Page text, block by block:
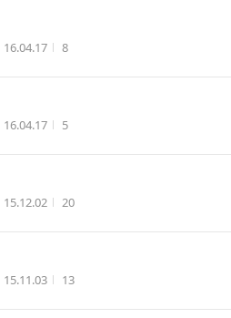
작성시간
16.04.17 조회수
8
작성시간
16.04.17 조회수
5
작성시간
15.12.02 조회수
20
작성시간
15.11.03 조회수
13